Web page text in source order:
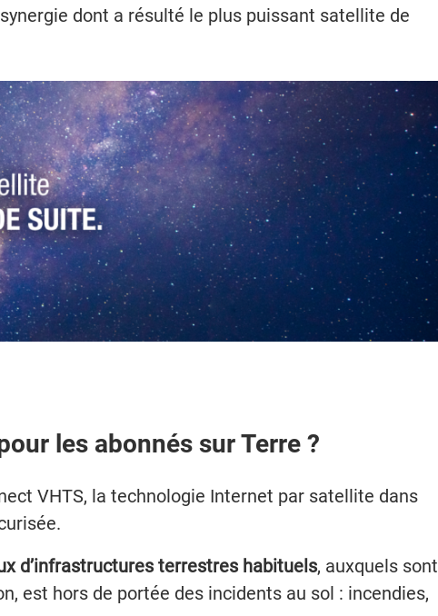
dont a résulté le plus puissant satellite de
les abonnés sur Terre ?
VHTS, la technologie Internet par satellite dans
d’infrastructures terrestres habituels, auxquels sont
est hors de portée des incidents au sol : incendies,